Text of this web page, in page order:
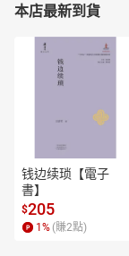
本店最新到貨
钱边续琐【電子
書】
$205
1 % (賺2點)